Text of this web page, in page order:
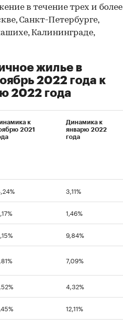
в течение трех и более
Санкт-Петербурге,
Калининграде,
жилье в
2022 года к
2022 года
к
2021
Динамика к
январю 2022
года
3,11%
1,46%
9,84%
7,09%
4,32%
12,11%